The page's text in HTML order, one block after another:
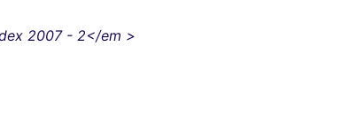
2007 - 2</em >